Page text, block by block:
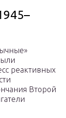
реактивных
Второй